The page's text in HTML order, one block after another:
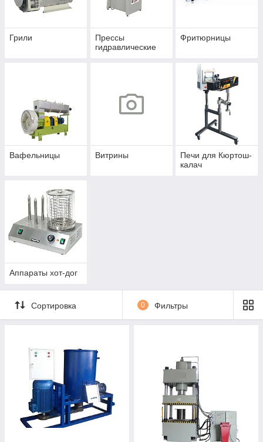
Грили
Прессы
гидравлические
Фритюрницы
Вафельницы Витрины
Печи для Кюртош-
калач
Аппараты хот-дог
Сортировка 0 Фильтры